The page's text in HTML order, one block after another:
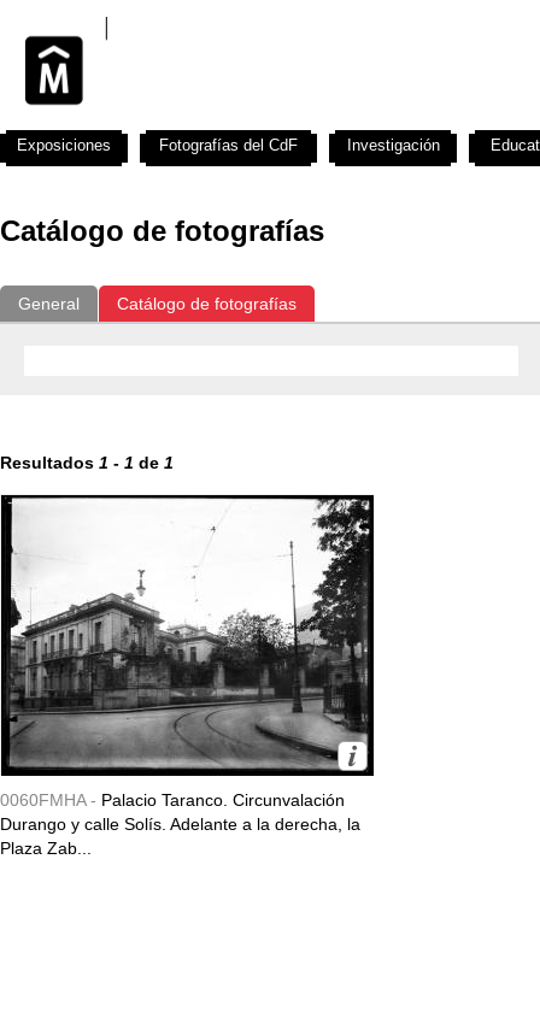
Catálogo de fotografías
General Catálogo de fotografías
Resultados 1 - 1 de 1
0060FMHA - Palacio Taranco. Circunvalación
Durango y calle Solís. Adelante a la derecha, la
Plaza Zab...
Exposiciones Fotografías del CdF Investigación